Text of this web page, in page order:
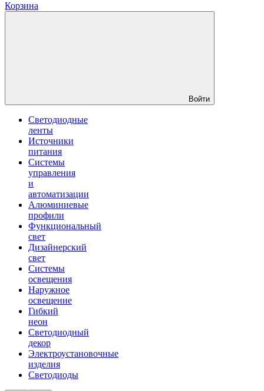
Корзина
Войти
Светодиодные
ленты
Источники
питания
Системы
управления
и
автоматизации
Алюминиевые
профили
Функциональный
свет
Дизайнерский
свет
Системы
освещения
Наружное
освещение
Гибкий
неон
Светодиодный
декор
Электроустановочные
изделия
Светодиоды